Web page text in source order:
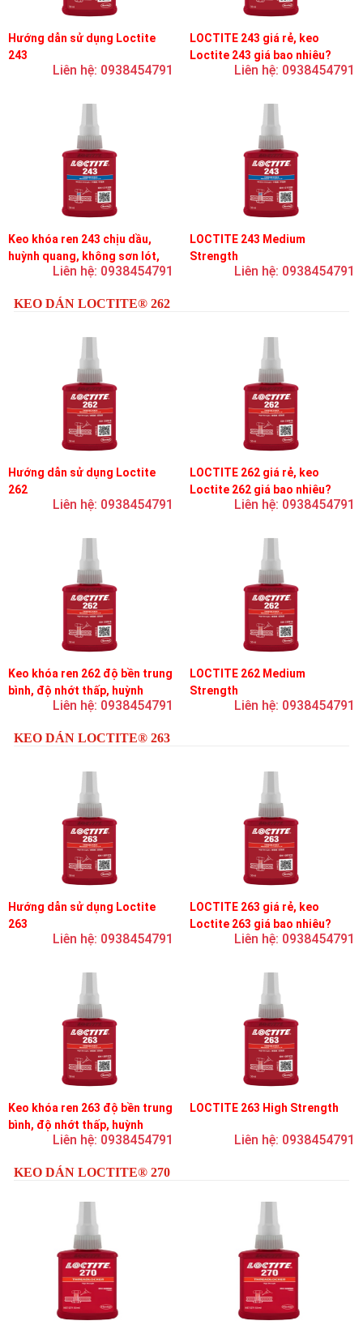
Hướng dẫn sử dụng Loctite
243
Liên hệ: 0938454791
LOCTITE 243 giá rẻ, keo
Loctite 243 giá bao nhiêu?
Liên hệ: 0938454791
Keo khóa ren 243 chịu dầu,
huỳnh quang, không sơn lót,
dễ tháo rời, độ bền trung bình
Liên hệ: 0938454791
LOCTITE 243 Medium
Strength
Liên hệ: 0938454791
KEO DÁN LOCTITE® 262
Hướng dẫn sử dụng Loctite
262
Liên hệ: 0938454791
LOCTITE 262 giá rẻ, keo
Loctite 262 giá bao nhiêu?
Liên hệ: 0938454791
Keo khóa ren 262 độ bền trung
bình, độ nhớt thấp, huỳnh
Liên hệ: 0938454791
LOCTITE 262 Medium
Strength
Liên hệ: 0938454791
KEO DÁN LOCTITE® 263
Hướng dẫn sử dụng Loctite
263
Liên hệ: 0938454791
LOCTITE 263 giá rẻ, keo
Loctite 263 giá bao nhiêu?
Liên hệ: 0938454791
Keo khóa ren 263 độ bền trung
bình, độ nhớt thấp, huỳnh
Liên hệ: 0938454791
LOCTITE 263 High Strength
Liên hệ: 0938454791
KEO DÁN LOCTITE® 270